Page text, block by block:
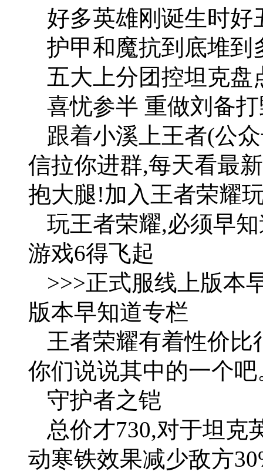
好多英雄刚诞生时好
护甲和魔抗到底堆到
五大上分团控坦克盘
喜忧参半 重做刘备
跟着小溪上王者(公
信拉你进群,每天看最
抱大腿!加入王者荣耀
玩王者荣耀,必须早
游戏6得飞起
>>>正式服线上版本
版本早知道专栏
王者荣耀有着性价
你们说说其中的一个吧
守护者之铠
总价才730,对于坦克
动寒铁效果减少敌方